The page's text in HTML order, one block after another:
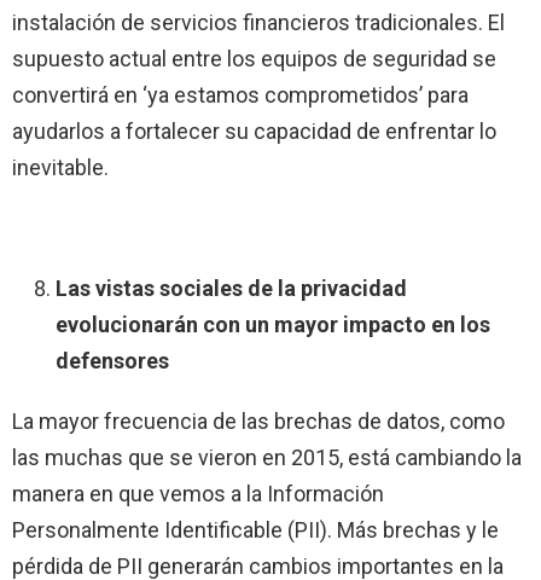
instalación de servicios financieros tradicionales. El
supuesto actual entre los equipos de seguridad se
convertirá en ‘ya estamos comprometidos’ para
ayudarlos a fortalecer su capacidad de enfrentar lo
inevitable.
Las vistas sociales de la privacidad
evolucionarán con un mayor impacto en los
defensores
La mayor frecuencia de las brechas de datos, como
las muchas que se vieron en 2015, está cambiando la
manera en que vemos a la Información
Personalmente Identificable (PII). Más brechas y le
pérdida de PII generarán cambios importantes en la